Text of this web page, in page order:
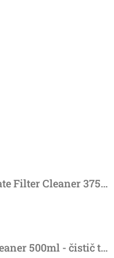
JLM Diesel Particulate Filter Cleaner 375ml - účinný čistič DPF
hvězdiček.
JLM Diesel Turbo Cleaner 500ml - čistič turba